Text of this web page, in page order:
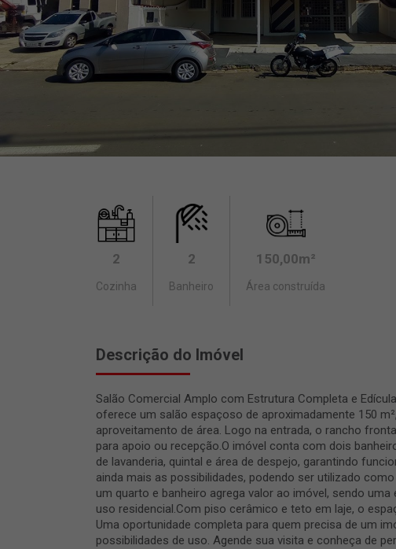
2
Cozinha
2
Banheiro
150,00m²
Área construída
Descrição do Imóvel
Salão Comercial Amplo com Estrutura Completa e
oferece um salão espaçoso de aproximadamente 150
aproveitamento de área. Logo na entrada, o rancho
para apoio ou recepção.O imóvel conta com dois
de lavanderia, quintal e área de despejo, garantindo
ainda mais as possibilidades, podendo ser utilizado
um quarto e banheiro agrega valor ao imóvel, sendo
uso residencial.Com piso cerâmico e teto em laje, o
Uma oportunidade completa para quem precisa de um
possibilidades de uso. Agende sua visita e conheça de